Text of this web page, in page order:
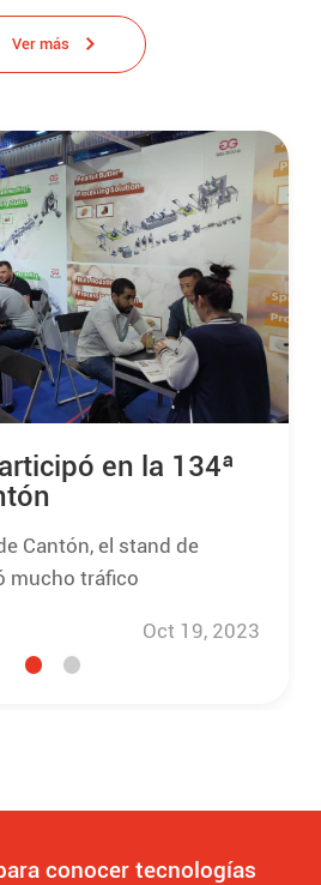
Ver más
en la 134ª
Cantón, el stand de
mucho tráfico
Oct 19, 2023
conocer tecnologías